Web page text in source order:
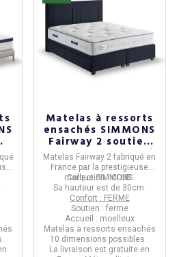
-
Matelas à ressorts
ensachés SIMMONS
Fairway 2 soutien
ferme 30cm accueil
enveloppant - 10
tailles
Matelas Fairway 2 fabriqué en
France par la prestigieuse
marqueSIMMONS
Collection :CLUB
Sa hauteur est de 30cm.
Confort : FERME
Soutien : ferme
Accueil : moelleux
Matelas à ressorts ensachés
10 dimensions possibles.
La livraison est gratuite en